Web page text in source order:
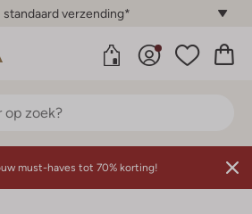
standaard verzending*
must-haves tot 70% korting!